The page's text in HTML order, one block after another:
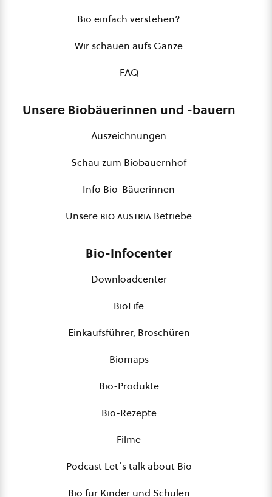
Bio einfach verstehen?
Wir schauen aufs Ganze
FAQ
Unsere Biobäuerinnen und -bauern
Auszeichnungen
Schau zum Biobauernhof
Info Bio-Bäuerinnen
Unsere bio austria Betriebe
Bio-Infocenter
Downloadcenter
BioLife
Einkaufsführer, Broschüren
Biomaps
Bio-Produkte
Bio-Rezepte
Filme
Podcast Let´s talk about Bio
Bio für Kinder und Schulen